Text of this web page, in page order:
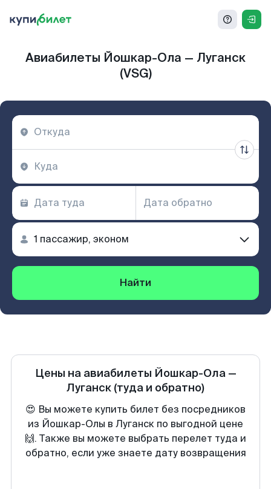
Авиабилеты Йошкар-Ола — Луганск
(VSG)
Найти
Цены на авиабилеты Йошкар-Ола—
Луганск (туда и обратно)
😍 Вы можете купить билет без посредников
из Йошкар-Олы в Луганск по выгодной цене
🙌. Также вы можете выбрать перелет туда и
обратно, если уже знаете дату возвращения